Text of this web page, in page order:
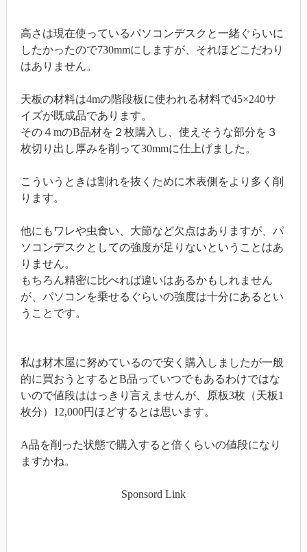
高さは現在使っているパソコンデスクと一緒ぐらいに
したかったので730mmにしますが、それほどこだわり
はありません。
天板の材料は4mの階段板に使われる材料で45×240サ
イズが既成品であります。
その４mのB品材を２枚購入し、使えそうな部分を３
枚切り出し厚みを削って30mmに仕上げました。
こういうときは割れを抜くために木表側をより多く削
ります。
他にもワレや虫食い、大節など欠点はありますが、パ
ソコンデスクとしての強度が足りないということはあ
りません。
もちろん精密に比べれば違いはあるかもしれません
が、パソコンを乗せるぐらいの強度は十分にあるとい
うことです。
私は材木屋に努めているので安く購入しましたが一般
的に買おうとするとB品っていつでもあるわけではな
いので値段ははっきり言えませんが、原板3枚（天板1
枚分）12,000円ほどするとは思います。
A品を削った状態で購入すると倍くらいの値段になり
ますかね。
Sponsord Link